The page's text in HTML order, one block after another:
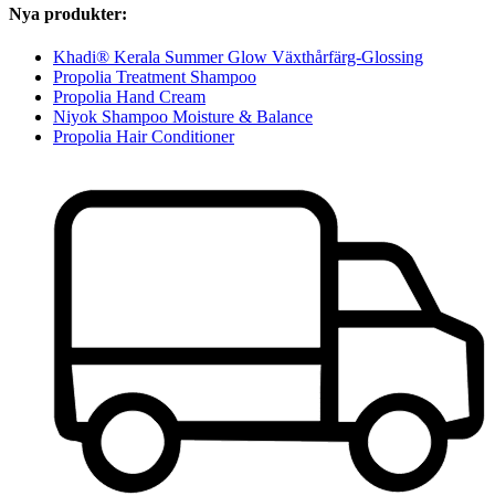
Nya produkter:
Khadi® Kerala Summer Glow Växthårfärg-Glossing
Propolia Treatment Shampoo
Propolia Hand Cream
Niyok Shampoo Moisture & Balance
Propolia Hair Conditioner